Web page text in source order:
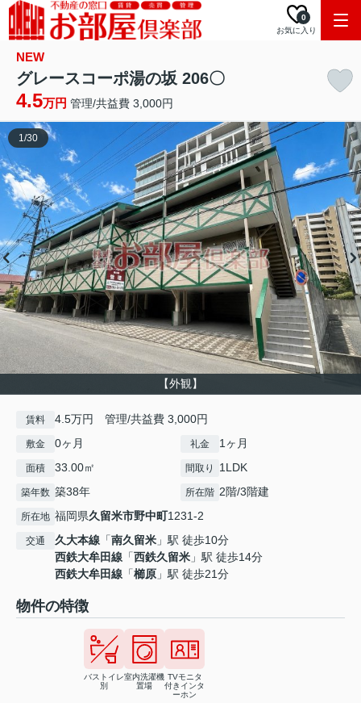
お気に入り
0
NEW
グレースコーポ湯の坂 206〇
4.5万円 管理/共益費 3,000円
【外観】
1/30
賃料 4.5万円 管理/共益費 3,000円
敷金 0ヶ月 礼金 1ヶ月
面積 33.00㎡ 間取り 1LDK
築年数 築38年 所在階 2階/3階建
所在地 福岡県久留米市野中町1231-2
交通 久大本線 「南久留米 」駅 徒歩10分
西鉄大牟田線 「西鉄久留米 」駅 徒歩14分
西鉄大牟田線 「櫛原 」駅 徒歩21分
物件の特徴
バストイレ
別
室内洗濯機
置場
TVモニタ
付きインタ
ーホン